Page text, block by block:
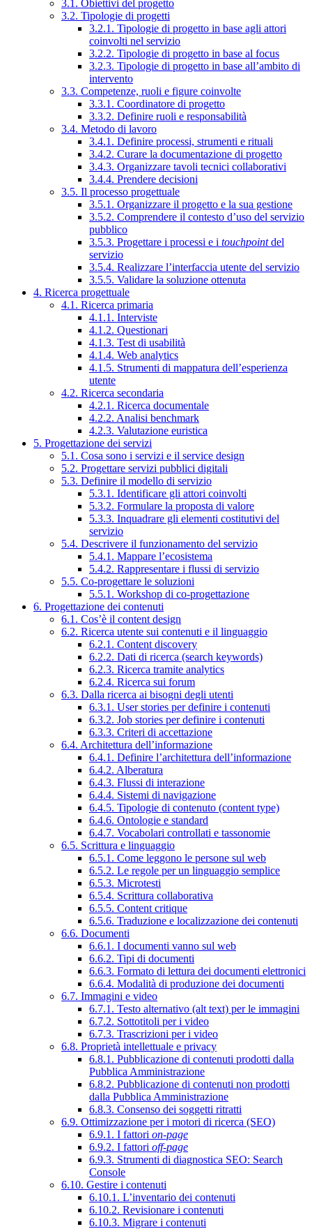
3.1. Obiettivi del progetto
3.2. Tipologie di progetti
3.2.1. Tipologie di progetto in base agli attori
coinvolti nel servizio
3.2.2. Tipologie di progetto in base al focus
3.2.3. Tipologie di progetto in base all’ambito di
intervento
3.3. Competenze, ruoli e figure coinvolte
3.3.1. Coordinatore di progetto
3.3.2. Definire ruoli e responsabilità
3.4. Metodo di lavoro
3.4.1. Definire processi, strumenti e rituali
3.4.2. Curare la documentazione di progetto
3.4.3. Organizzare tavoli tecnici collaborativi
3.4.4. Prendere decisioni
3.5. Il processo progettuale
3.5.1. Organizzare il progetto e la sua gestione
3.5.2. Comprendere il contesto d’uso del servizio
pubblico
3.5.3. Progettare i processi e i touchpointdel
servizio
3.5.4. Realizzare l’interfaccia utente del servizio
3.5.5. Validare la soluzione ottenuta
4. Ricerca progettuale
4.1. Ricerca primaria
4.1.1. Interviste
4.1.2. Questionari
4.1.3. Test di usabilità
4.1.4. Web analytics
4.1.5. Strumenti di mappatura dell’esperienza
utente
4.2. Ricerca secondaria
4.2.1. Ricerca documentale
4.2.2. Analisi benchmark
4.2.3. Valutazione euristica
5. Progettazione dei servizi
5.1. Cosa sono i servizi e il service design
5.2. Progettare servizi pubblici digitali
5.3. Definire il modello di servizio
5.3.1. Identificare gli attori coinvolti
5.3.2. Formulare la proposta di valore
5.3.3. Inquadrare gli elementi costitutivi del
servizio
5.4. Descrivere il funzionamento del servizio
5.4.1. Mappare l’ecosistema
5.4.2. Rappresentare i flussi di servizio
5.5. Co-progettare le soluzioni
5.5.1. Workshop di co-progettazione
6. Progettazione dei contenuti
6.1. Cos’è il content design
6.2. Ricerca utente sui contenuti e il linguaggio
6.2.1. Content discovery
6.2.2. Dati di ricerca (search keywords)
6.2.3. Ricerca tramite analytics
6.2.4. Ricerca sui forum
6.3. Dalla ricerca ai bisogni degli utenti
6.3.1. User stories per definire i contenuti
6.3.2. Job stories per definire i contenuti
6.3.3. Criteri di accettazione
6.4. Architettura dell’informazione
6.4.1. Definire l’architettura dell’informazione
6.4.2. Alberatura
6.4.3. Flussi di interazione
6.4.4. Sistemi di navigazione
6.4.5. Tipologie di contenuto (content type)
6.4.6. Ontologie e standard
6.4.7. Vocabolari controllati e tassonomie
6.5. Scrittura e linguaggio
6.5.1. Come leggono le persone sul web
6.5.2. Le regole per un linguaggio semplice
6.5.3. Microtesti
6.5.4. Scrittura collaborativa
6.5.5. Content critique
6.5.6. Traduzione e localizzazione dei contenuti
6.6. Documenti
6.6.1. I documenti vanno sul web
6.6.2. Tipi di documenti
6.6.3. Formato di lettura dei documenti elettronici
6.6.4. Modalità di produzione dei documenti
6.7. Immagini e video
6.7.1. Testo alternativo (alt text) per le immagini
6.7.2. Sottotitoli per i video
6.7.3. Trascrizioni per i video
6.8. Proprietà intellettuale e privacy
6.8.1. Pubblicazione di contenuti prodotti dalla
Pubblica Amministrazione
6.8.2. Pubblicazione di contenuti non prodotti
dalla Pubblica Amministrazione
6.8.3. Consenso dei soggetti ritratti
6.9. Ottimizzazione per i motori di ricerca (SEO)
6.9.1. I fattori on-page
6.9.2. I fattori off-page
6.9.3. Strumenti di diagnostica SEO: Search
Console
6.10. Gestire i contenuti
6.10.1. L’inventario dei contenuti
6.10.2. Revisionare i contenuti
6.10.3. Migrare i contenuti